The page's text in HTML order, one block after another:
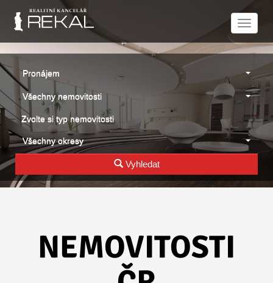
Pronájem
Všechny nemovitosti
Zvolte si typ nemovitosti
Všechny okresy
Vyhledat
NEMOVITOSTI